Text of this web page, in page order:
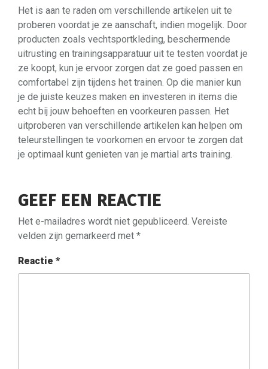
Het is aan te raden om verschillende artikelen uit te
proberen voordat je ze aanschaft, indien mogelijk. Door
producten zoals vechtsportkleding, beschermende
uitrusting en trainingsapparatuur uit te testen voordat je
ze koopt, kun je ervoor zorgen dat ze goed passen en
comfortabel zijn tijdens het trainen. Op die manier kun
je de juiste keuzes maken en investeren in items die
echt bij jouw behoeften en voorkeuren passen. Het
uitproberen van verschillende artikelen kan helpen om
teleurstellingen te voorkomen en ervoor te zorgen dat
je optimaal kunt genieten van je martial arts training.
GEEF EEN REACTIE
Het e-mailadres wordt niet gepubliceerd. Vereiste
velden zijn gemarkeerd met *
Reactie *